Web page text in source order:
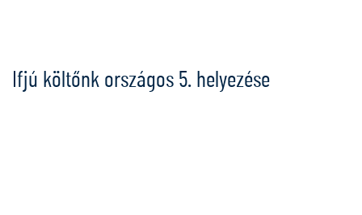
Ifjú költőnk országos 5. helyezése